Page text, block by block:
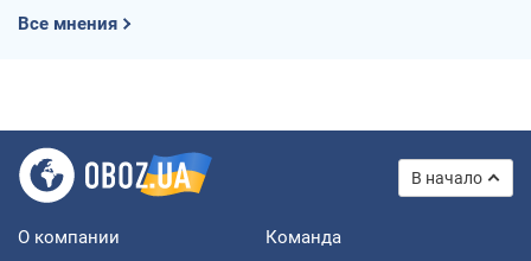
Все мнения
В начало
О компании Команда